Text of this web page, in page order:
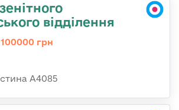
відділення
грн
А4085